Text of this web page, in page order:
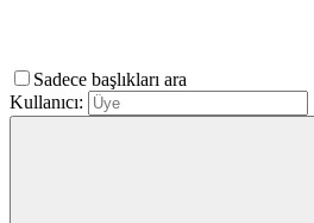
Sadece başlıkları ara
Kullanıcı: